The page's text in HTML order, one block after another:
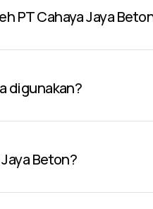
PT Cahaya Jaya
digunakan?
Beton?